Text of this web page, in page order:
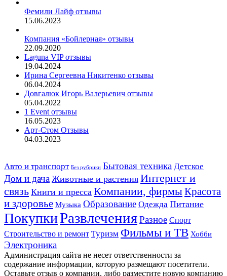
Фемили Лайф отзывы
15.06.2023
Компания «Бойлерная» отзывы
22.09.2020
Laguna VIP отзывы
19.04.2024
Ирина Сергеевна Никитенко отзывы
06.04.2024
Довгалюк Игорь Валерьевич отзывы
05.04.2022
1 Event отзывы
16.05.2023
Арт-Стом Отзывы
04.03.2023
Авто и транспорт Без рубрики Бытовая техника Детское
Дом и дача Животные и растения Интернет и
связь Книги и пресса Компании, фирмыКрасота
и здоровье Музыка Образование Одежда Питание
ПокупкиРазвлеченияРазное Спорт
Строительство и ремонт Туризм Фильмы и ТВ Хобби
Электроника
Администрация сайта не несет ответственности за
содержание информации, которую размещают посетители.
Оставьте отзыв о компании, либо разместите новую компанию